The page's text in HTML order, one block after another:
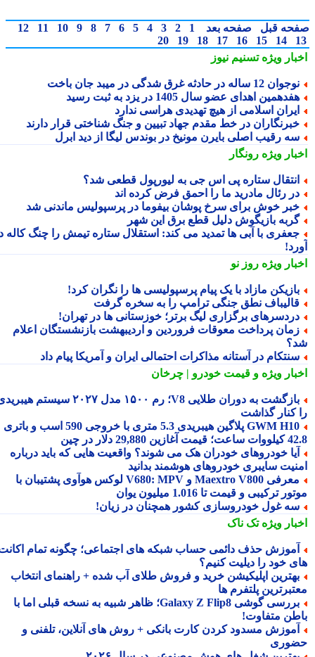
قبل صفحه بعد 1
2
3
4
5
6
7
8
9
10
11
12
14
15
16
17
18
19
20
ویژهتسنیم نیوز
12 ساله در حادثه غرق شدگی در میبد جان باخت
اهدای عضو سال 1405 در یزد به ثبت رسید
اسلامی از هیچ تهدیدی هراسی ندارد
در خط مقدم جهاد تبیین و جنگ شناختی قرار دارند
رقیب اصلی بایرن مونیخ در بوندس لیگا از دید ابرل
ویژهرونگار
ستاره پی اس جی به لیورپول قطعی شد؟
رئال مادرید ما را احمق فرض کرده اند
خوش برای سرخ پوشان بیفوما در پرسپولیس ماندنی شد
بازیگوش دلیل قطع برق این شهر
با آبی ها تمدید می کند: استقلال ستاره تیمش را چنگ کاله در
ویژهروز نو
مازاد با یک پیام پرسپولیسی ها را نگران کرد!
نطق جنگی ترامپ را به سخره گرفت
برگزاری لیگ برتر؛ خوزستانی ها در تهران!
پرداخت معوقات فروردین و اردیبهشت بازنشستگان اعلام
در آستانه مذاکرات احتمالی ایران و آمریکا پیام داد
ویژهو قیمت خودرو | چرخان
بازگشت به دوران طلایی V8؛ رم ۱۵۰۰ مدل ۲۰۲۷ سیستم هیبریدی
کنار گذاشت
GWM H10 پلاگین هیبریدی 5.3 متری با خروجی 590 اسب و باتری
29,880 دلار در چین
خودروهای خودران هک می شوند؟ واقعیت هایی که باید درباره
سایبری خودروهای هوشمند بدانید
معرفی Maextro V800 و V680: MPV لوکس هوآوی پشتیبان با
ترکیبی و قیمت تا 1.016 میلیون یوان
غول خودروسازی کشور همچنان در زیان!
ویژهتک ناک
حذف دائمی حساب شبکه های اجتماعی؛ چگونه تمام اکانت
خود را دیلیت کنیم؟
اپلیکیشن خرید و فروش طلای آب شده + راهنمای انتخاب
پلتفرم ها
بررسی گوشی Galaxy Z Flip8؛ ظاهر شبیه به نسخه قبلی اما با
متفاوت!
مسدود کردن کارت بانکی + روش های آنلاین، تلفنی و